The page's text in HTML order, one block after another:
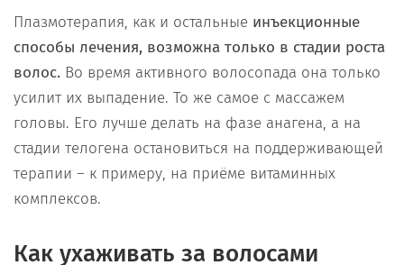
Плазмотерапия, как и остальные инъекционные
способы лечения, возможна только в стадии роста
волос. Во время активного волосопада она только
усилит их выпадение. То же самое с массажем
головы. Его лучше делать на фазе анагена, а на
стадии телогена остановиться на поддерживающей
терапии – к примеру, на приёме витаминных
комплексов.
Как ухаживать за волосами